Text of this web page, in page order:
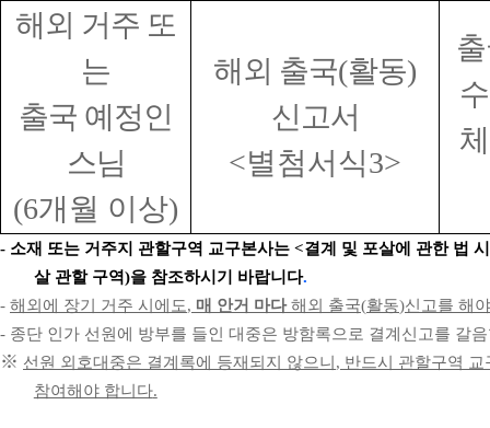
해외 거주 또
는
출국 예정인
스님
(6개월 이상)
해외 출국(활동)
신고서
<별첨서식3>
- 소재 또는 거주지 관할구역 교구본사는 <결계 및 포살에 관한 법
살 관할 구역)을 참조하시기 바랍니다.
- 해외에 장기 거주 시에도, 매 안거 마다 해외 출국(활동)신고를 해
- 종단 인가 선원에 방부를 들인 대중은 방함록으로 결계신고를 갈
※ 선원 외호대중은 결계록에 등재되지 않으니 , 반드시 관할구역
참여해야 합니다.